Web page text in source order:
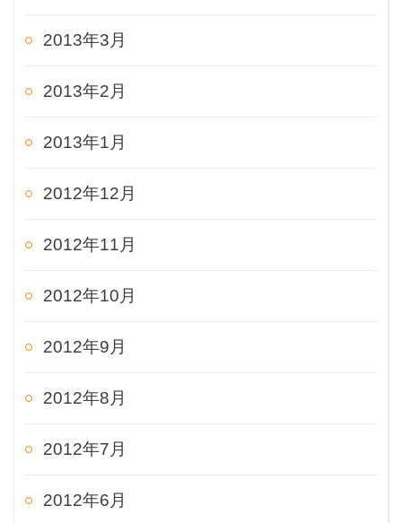
2013年3月
2013年2月
2013年1月
2012年12月
2012年11月
2012年10月
2012年9月
2012年8月
2012年7月
2012年6月